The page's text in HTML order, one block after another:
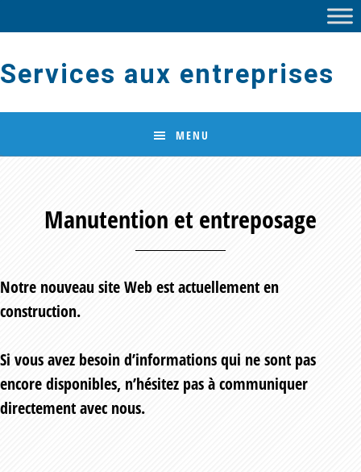
to
main
content
to
footer
Services aux entreprises
MENU
Manutention et entreposage
Notre nouveau site Web est actuellement en
construction.
Si vous avez besoin d’informations qui ne sont pas
encore disponibles, n’hésitez pas à communiquer
directement avec nous.